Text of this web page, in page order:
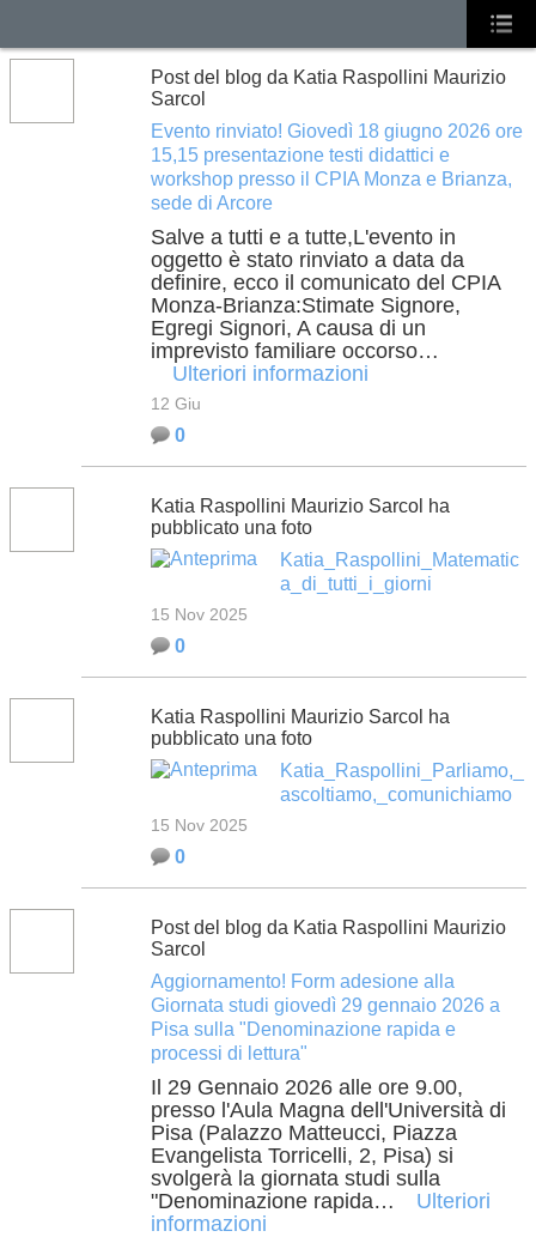
Post del blog da Katia Raspollini Maurizio
Sarcol
Evento rinviato! Giovedì 18 giugno 2026 ore
15,15 presentazione testi didattici e
workshop presso il CPIA Monza e Brianza,
sede di Arcore
Salve a tutti e a tutte,L'evento in
oggetto è stato rinviato a data da
definire, ecco il comunicato del CPIA
Monza-Brianza:Stimate Signore,
Egregi Signori, A causa di un
imprevisto familiare occorso…
Ulteriori informazioni
12 Giu
0
Katia Raspollini Maurizio Sarcol ha
pubblicato una foto
Katia_Raspollini_Matematic
a_di_tutti_i_giorni
15 Nov 2025
0
Katia Raspollini Maurizio Sarcol ha
pubblicato una foto
Katia_Raspollini_Parliamo,_
ascoltiamo,_comunichiamo
15 Nov 2025
0
Post del blog da Katia Raspollini Maurizio
Sarcol
Aggiornamento! Form adesione alla
Giornata studi giovedì 29 gennaio 2026 a
Pisa sulla "Denominazione rapida e
processi di lettura"
Il 29 Gennaio 2026 alle ore 9.00,
presso l'Aula Magna dell'Università di
Pisa (Palazzo Matteucci, Piazza
Evangelista Torricelli, 2, Pisa) si
svolgerà la giornata studi sulla
"Denominazione rapida…
Ulteriori
informazioni